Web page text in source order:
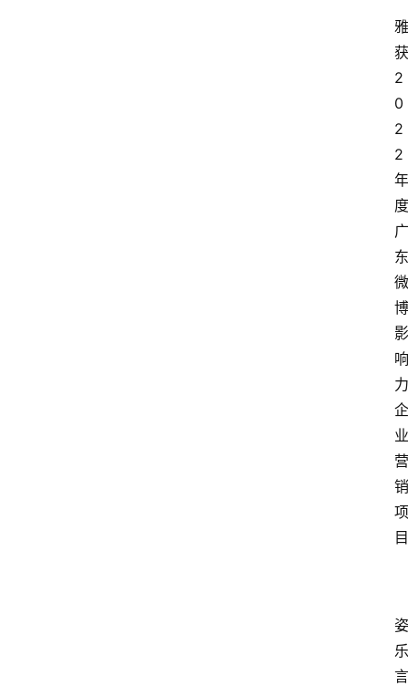
雅
获
2
0
2
2
年
度
广
东
微
博
影
响
力
企
业
营
销
项
目
姿
乐
言